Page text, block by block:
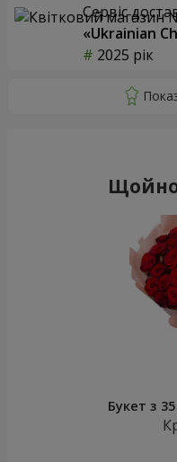
Сервіс
«Ukrainian
2025 рік
Букет з